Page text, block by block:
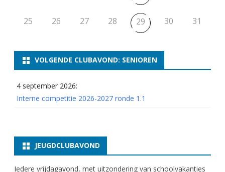
25 26 27 28 29 30 31
VOLGENDE CLUBAVOND: SENIOREN
4 september 2026:
Interne competitie 2026-2027 ronde 1.1
JEUGDCLUBAVOND
Iedere vrijdagavond, met uitzondering van schoolvakanties